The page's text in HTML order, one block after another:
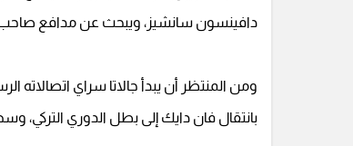
دافينسون سانشيز، ويبحث عن مدافع صاحب
ومن المنتظر أن يبدأ جالاتا سراي اتصالاته
بانتقال فان دايك إلى بطل الدوري التركي،